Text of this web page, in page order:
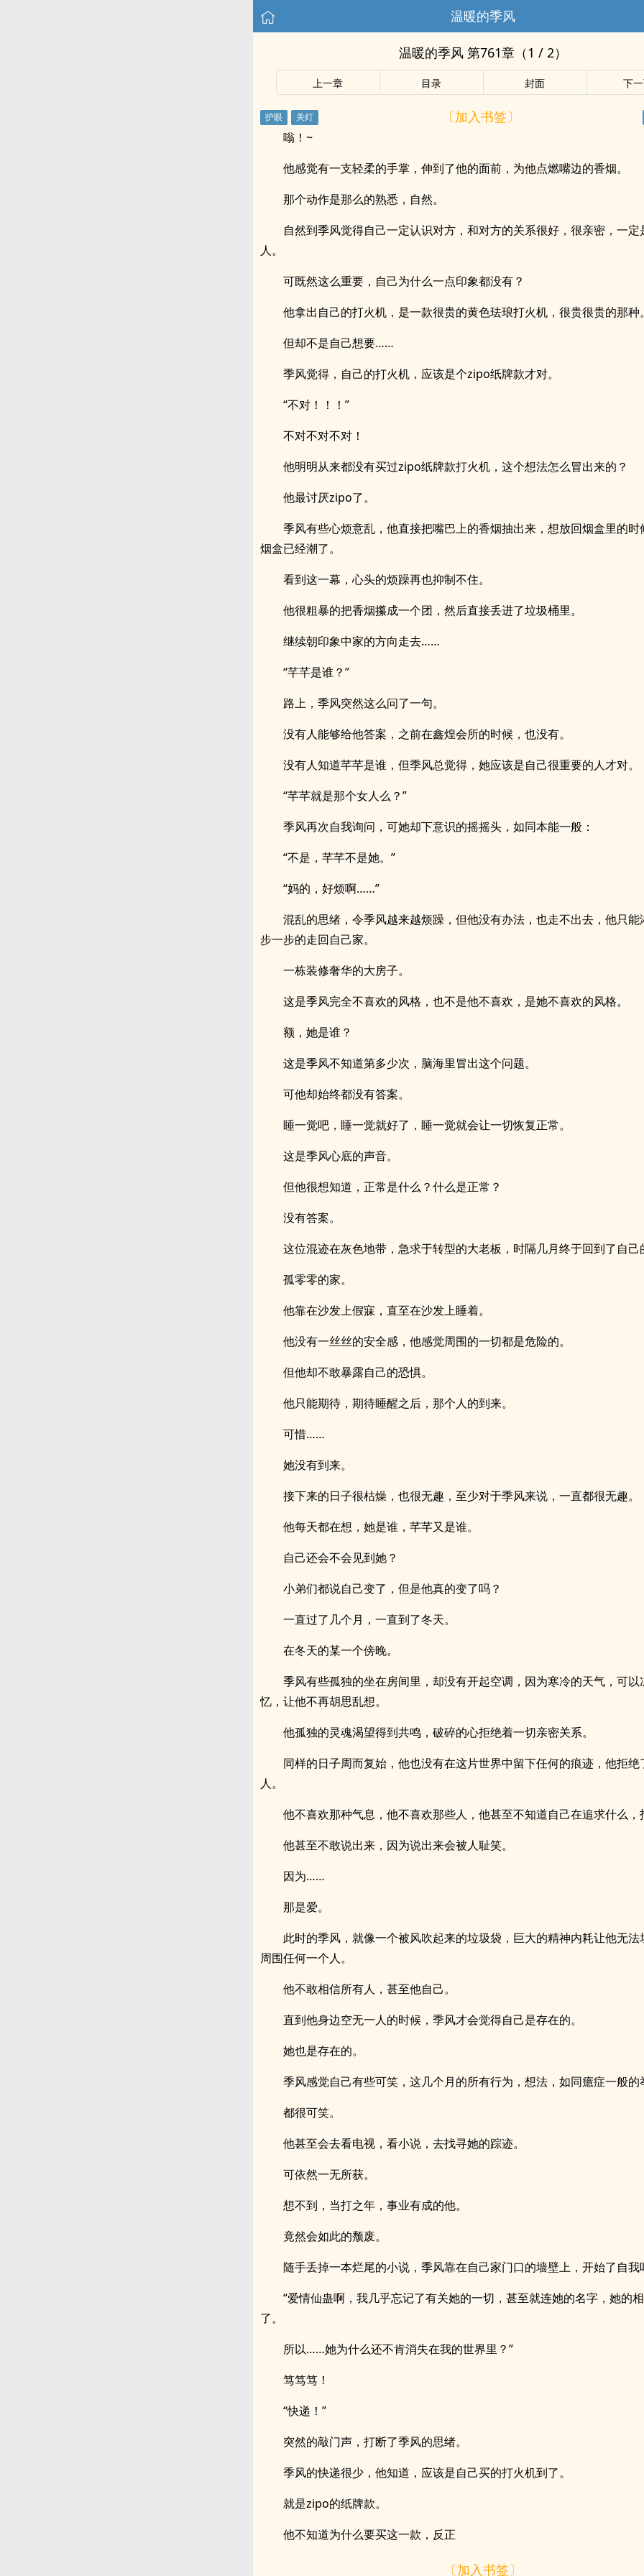
温暖的季风
温暖的季风 第761章（1 / 2）
上一章 目录 封面 下
〔加入书签〕
嗡！~
他感觉有一支轻柔的手掌，伸到了他的面前，为他点燃嘴边的香烟。
那个动作是那么的熟悉，自然。
自然到季风觉得自己一定认识对方，和对方的关系很好，很亲密，一定
人。
可既然这么重要，自己为什么一点印象都没有？
他拿出自己的打火机，是一款很贵的黄色珐琅打火机，很贵很贵的那种
但却不是自己想要……
季风觉得，自己的打火机，应该是个zipo纸牌款才对。
“不对！！！”
不对不对不对！
他明明从来都没有买过zipo纸牌款打火机，这个想法怎么冒出来的？
他最讨厌zipo了。
季风有些心烦意乱，他直接把嘴巴上的香烟抽出来，想放回烟盒里的时
烟盒已经潮了。
看到这一幕，心头的烦躁再也抑制不住。
他很粗暴的把香烟攥成一个团，然后直接丢进了垃圾桶里。
继续朝印象中家的方向走去……
“芊芊是谁？”
路上，季风突然这么问了一句。
没有人能够给他答案，之前在鑫煌会所的时候，也没有。
没有人知道芊芊是谁，但季风总觉得，她应该是自己很重要的人才对。
“芊芊就是那个女人么？”
季风再次自我询问，可她却下意识的摇摇头，如同本能一般：
“不是，芊芊不是她。”
“妈的，好烦啊……”
混乱的思绪，令季风越来越烦躁，但他没有办法，也走不出去，他只能
步一步的走回自己家。
一栋装修奢华的大房子。
这是季风完全不喜欢的风格，也不是他不喜欢，是她不喜欢的风格。
额，她是谁？
这是季风不知道第多少次，脑海里冒出这个问题。
可他却始终都没有答案。
睡一觉吧，睡一觉就好了，睡一觉就会让一切恢复正常。
这是季风心底的声音。
但他很想知道，正常是什么？什么是正常？
没有答案。
这位混迹在灰色地带，急求于转型的大老板，时隔几月终于回到了自己
孤零零的家。
他靠在沙发上假寐，直至在沙发上睡着。
他没有一丝丝的安全感，他感觉周围的一切都是危险的。
但他却不敢暴露自己的恐惧。
他只能期待，期待睡醒之后，那个人的到来。
可惜……
她没有到来。
接下来的日子很枯燥，也很无趣，至少对于季风来说，一直都很无趣。
他每天都在想，她是谁，芊芊又是谁。
自己还会不会见到她？
小弟们都说自己变了，但是他真的变了吗？
一直过了几个月，一直到了冬天。
在冬天的某一个傍晚。
季风有些孤独的坐在房间里，却没有开起空调，因为寒冷的天气，可以
忆，让他不再胡思乱想。
他孤独的灵魂渴望得到共鸣，破碎的心拒绝着一切亲密关系。
同样的日子周而复始，他也没有在这片世界中留下任何的痕迹，他拒绝
人。
他不喜欢那种气息，他不喜欢那些人，他甚至不知道自己在追求什么，
他甚至不敢说出来，因为说出来会被人耻笑。
因为……
那是爱。
此时的季风，就像一个被风吹起来的垃圾袋，巨大的精神内耗让他无法
周围任何一个人。
他不敢相信所有人，甚至他自己。
直到他身边空无一人的时候，季风才会觉得自己是存在的。
她也是存在的。
季风感觉自己有些可笑，这几个月的所有行为，想法，如同癔症一般的
都很可笑。
他甚至会去看电视，看小说，去找寻她的踪迹。
可依然一无所获。
想不到，当打之年，事业有成的他。
竟然会如此的颓废。
随手丢掉一本烂尾的小说，季风靠在自己家门口的墙壁上，开始了自我
“爱情仙蛊啊，我几乎忘记了有关她的一切，甚至就连她的名字，她的
了。
所以……她为什么还不肯消失在我的世界里？”
笃笃笃！
“快递！”
突然的敲门声，打断了季风的思绪。
季风的快递很少，他知道，应该是自己买的打火机到了。
就是zipo的纸牌款。
他不知道为什么要买这一款，反正
〔加入书签〕